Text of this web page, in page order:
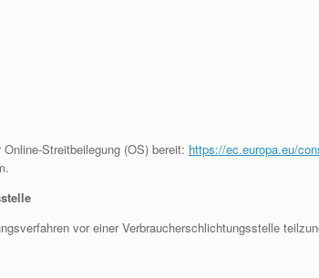
Streitbeilegung (OS) bereit: https://ec.europa.eu/
vor einer Verbraucherschlichtungsstelle